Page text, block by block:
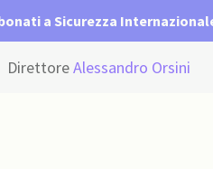
a Sicurezza
DirettoreAlessandro Orsini